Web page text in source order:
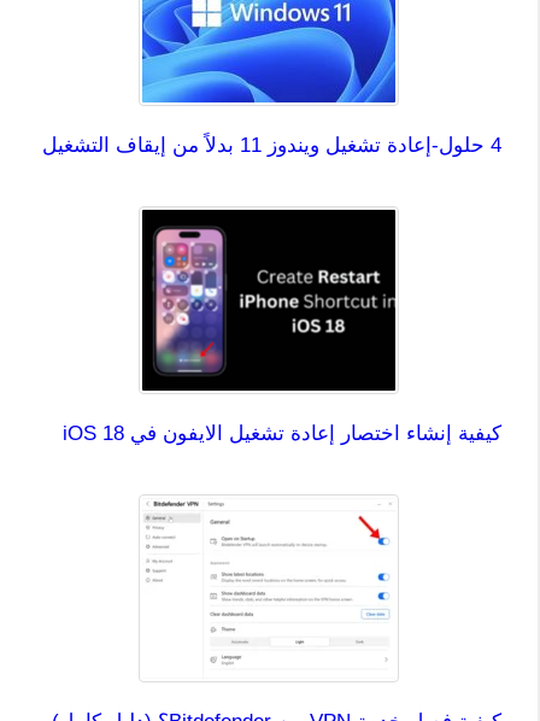
4 حلول-إعادة تشغيل ويندوز 11 بدلاً من إيقاف التشغيل
كيفية إنشاء اختصار إعادة تشغيل الايفون في iOS 18